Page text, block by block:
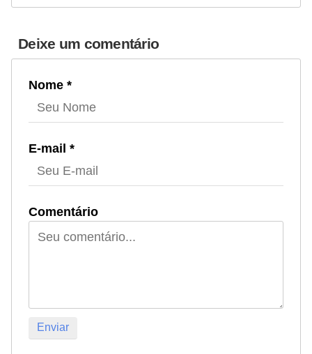
Deixe um comentário
Nome *
E-mail *
Comentário